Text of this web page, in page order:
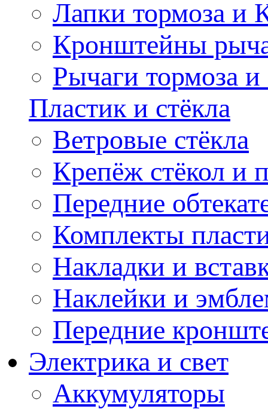
Лапки тормоза и
Кронштейны
Рычаги тормоза и
Пластик и стёкла
Ветровые стёкла
Крепёж стёкол и
Передние
Комплекты
Накладки и
Наклейки и
Передние
Электрика и свет
Аккумуляторы